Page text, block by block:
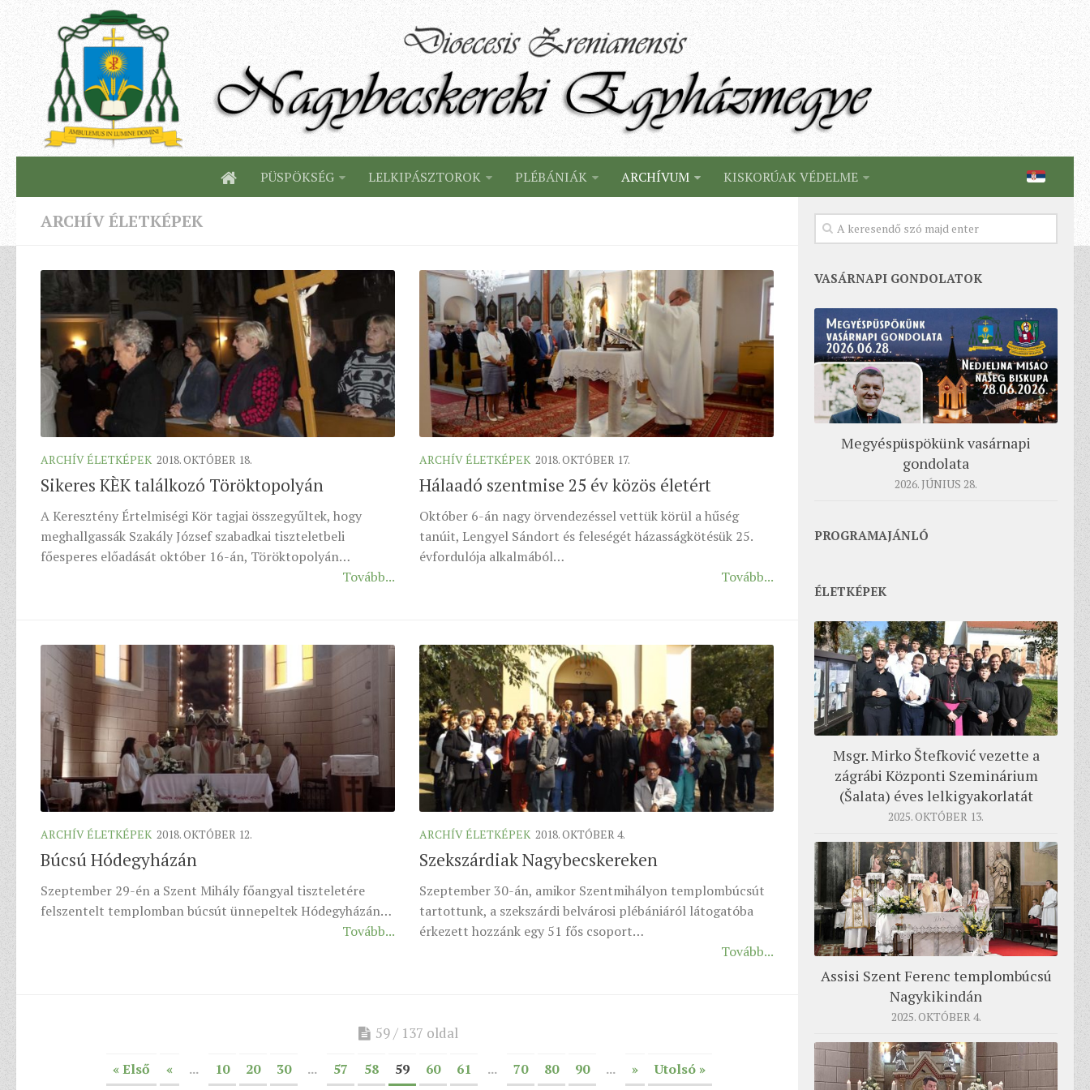
PÜSPÖKSÉG LELKIPÁSZTOROK PLÉBÁNIÁK ARCHÍVUM KISKORÚAK VÉDELME
ARCHÍV ÉLETKÉPEK
ARCHÍV ÉLETKÉPEK 2018. OKTÓBER 18.
Sikeres KÈK találkozó Töröktopolyán
A Keresztény Értelmiségi Kör tagjai összegyűltek, hogy
meghallgassák Szakály József szabadkai tiszteletbeli
főesperes előadását október 16-án, Töröktopolyán…
Tovább...
ARCHÍV ÉLETKÉPEK 2018. OKTÓBER 17.
Hálaadó szentmise 25 év közös életért
Október 6-án nagy örvendezéssel vettük körül a hűség
tanúit, Lengyel Sándort és feleségét házasságkötésük 25.
évfordulója alkalmából…
Tovább...
ARCHÍV ÉLETKÉPEK 2018. OKTÓBER 12.
Búcsú Hódegyházán
Szeptember 29-én a Szent Mihály főangyal tiszteletére
felszentelt templomban búcsút ünnepeltek Hódegyházán…
Tovább...
ARCHÍV ÉLETKÉPEK 2018. OKTÓBER 4.
Szekszárdiak Nagybecskereken
Szeptember 30-án, amikor Szentmihályon templombúcsút
tartottunk, a szekszárdi belvárosi plébániáról látogatóba
érkezett hozzánk egy 51 fős csoport…
Tovább...
59 / 137 oldal
« Első « ... 10 20 30 ... 57 58 59 60 61 ... 70 80 90 ... » Utolsó »
VASÁRNAPI GONDOLATOK
Megyéspüspökünk vasárnapi
gondolata
2026. JÚNIUS 28.
PROGRAMAJÁNLÓ
ÉLETKÉPEK
Msgr. Mirko Štefković vezette a
zágrábi Központi Szeminárium
(Šalata) éves lelkigyakorlatát
2025. OKTÓBER 13.
Assisi Szent Ferenc templombúcsú
Nagykikindán
2025. OKTÓBER 4.